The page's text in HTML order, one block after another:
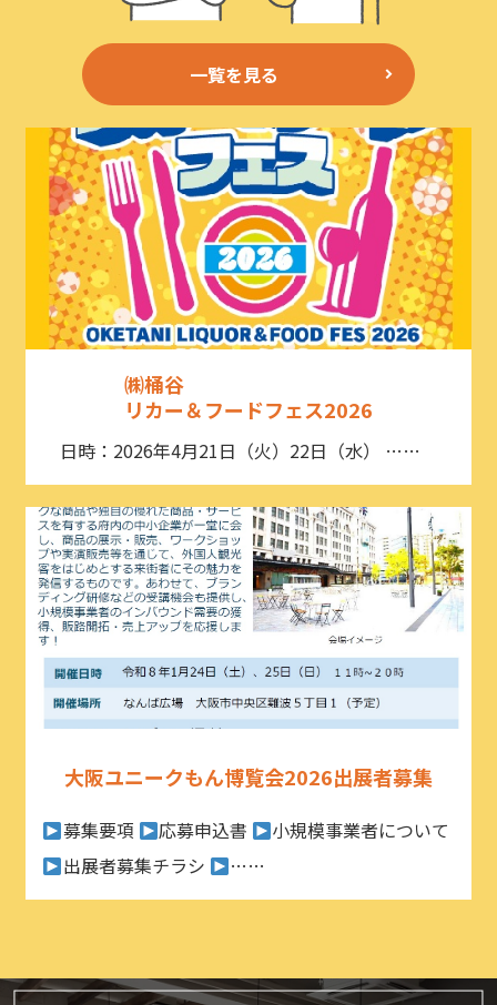
一覧を見る
㈱桶谷
リカー＆フードフェス2026
日時：2026年4月21日（火）22日（水） ……
大阪ユニークもん博覧会2026出展者募集
募集要項 応募申込書
小規模事業者について
出展者募集チラシ
……